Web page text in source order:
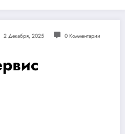
2 Декабря, 2025 0 Комментарии